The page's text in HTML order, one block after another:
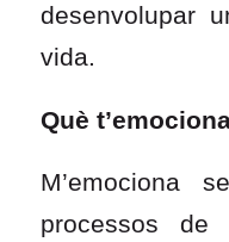
desenvolupar
vida.
Què
M’emociona
processos